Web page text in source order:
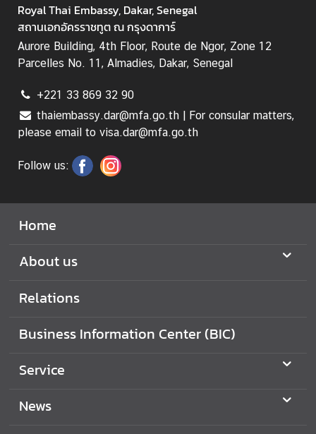
T
r
a
v
C
n
a
t
s
Royal Thai Embassy, Dakar, Senegal
สถานเอกอัครราชทูต ณ กรุงดาการ์
Aurore Building, 4th Floor, Route de Ngor, Zone 12
Parcelles No. 11, Almadies, Dakar, Senegal
+221 33 869 32 90
thaiembassy.dar@mfa.go.th | For consular matters,
please email to visa.dar@mfa.go.th
Follow us:
Home
About us
Relations
Business Information Center (BIC)
Service
News